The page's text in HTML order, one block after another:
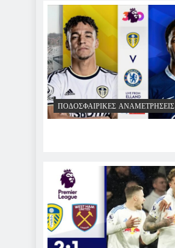
ΠΟΔΟΣΦΑΙΡΙΚΈΣ ΑΝΑΜΕΤΡΉΣΕΙΣ